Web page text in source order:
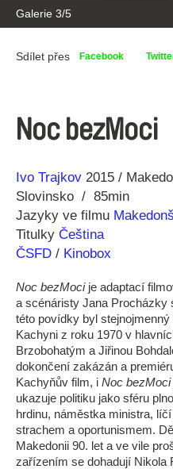
Galerie 3/5
Sdílet přes Facebook
Noc bezMoci
Režie
Ivo Trajkov
Rok 2015
Slovinsko
85min
Jazyky ve filmu
Titulky Čeština
ČSFD / Kinobox
Noc bezMocije adaptací
a scénáristy Jana
této povídky byl
Kachyni z roku 1970 v
Brzobohatým a Jiřinou
dokončení zakázán a
Kachyňův film, i Noc bezMoci
ukazuje politiku jako sféru
hrdinu, náměstka ministra,
strachem a oportunismem.
Makedonii 90. let a ve vile
zařízením se dohadují Nikola